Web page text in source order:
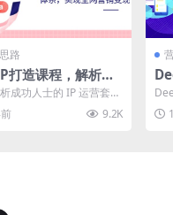
路
打造课程，解析成
套路，构建知识体
现全网营销变现
成功人士的 IP 运营套
构建知识体系、打磨内
推广及变现的...
9.2K
个
0
P
内